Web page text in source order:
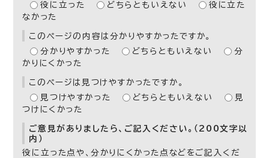
役に立った
どちらともいえない
役に立た
なかった
このページの内容は分かりやすかったですか。
分かりやすかった
どちらともいえない
分
かりにくかった
このページは見つけやすかったですか。
見つけやすかった
どちらともいえない
見
つけにくかった
ご意見がありましたら、ご記入ください。（200文字以
内）
役に立った点や、分かりにくかった点などをご記入くだ